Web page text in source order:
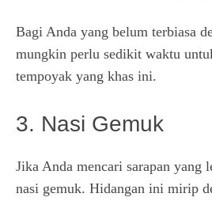
Bagi Anda yang belum terbiasa
mungkin perlu sedikit waktu
tempoyak yang khas ini.
3. Nasi Gemuk
Jika Anda mencari sarapan yang
nasi gemuk. Hidangan ini mirip